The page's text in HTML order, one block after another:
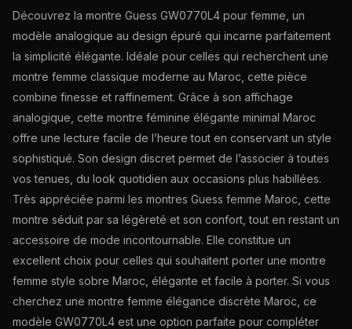
Découvrez la montre Guess GW0770L4 pour femme, un
modèle analogique au design épuré qui incarne parfaitement
la simplicité élégante. Idéale pour celles qui recherchent une
montre femme classique moderne au Maroc, cette pièce
combine finesse et raffinement. Grâce à son affichage
analogique, cette montre féminine élégante minimal Maroc
offre une lecture facile de l’heure tout en conservant un style
sophistiqué. Son design discret permet de l’associer à toutes
vos tenues, du look quotidien aux occasions plus habillées.
Très appréciée parmi les montres Guess femme Maroc, cette
montre séduit par sa légèreté et son confort, tout en restant un
accessoire de mode incontournable. Elle constitue un
excellent choix pour celles qui souhaitent porter une montre
femme style sobre Maroc, élégante et facile à porter. Si vous
cherchez une montre femme élégance discrète Maroc, ce
modèle GW0770L4 est une option parfaite pour compléter